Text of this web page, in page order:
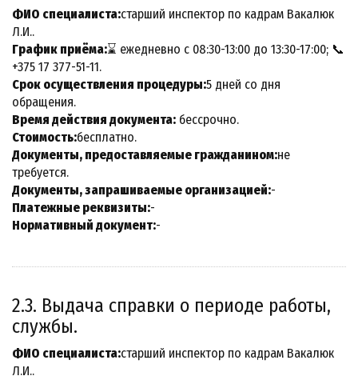
ФИО специалиста:старший инспектор по кадрам Вакалюк
Л.И..
График приёма:⌛ ежедневно с 08:30-13:00 до 13:30-17:00; 📞
+375 17 377-51-11.
Срок осуществления процедуры:5 дней со дня
обращения.
Время действия документа: бессрочно.
Стоимость:бесплатно.
Документы, предоставляемые гражданином:не
требуется.
Документы, запрашиваемые организацией:-
Платежные реквизиты:-
Нормативный документ:-
2.3. Выдача справки о периоде работы,
службы.
ФИО специалиста:старший инспектор по кадрам Вакалюк
Л.И..